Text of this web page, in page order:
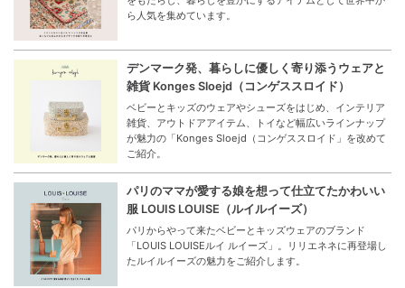
ら人気を集めています。
デンマーク発、暮らしに優しく寄り添うウェアと
雑貨 Konges Sloejd（コンゲススロイド）
ベビーとキッズのウェアやシューズをはじめ、インテリア
雑貨、アウトドアアイテム、トイなど幅広いラインナップ
が魅力の「Konges Sloejd（コンゲススロイド」を改めて
ご紹介。
パリのママが愛する娘を想って仕立てたかわいい
服 LOUIS LOUISE（ルイルイーズ）
パリからやって来たベビーとキッズウェアのブランド
「LOUIS LOUISEルイ ルイーズ」。リリエネネに再登場し
たルイルイーズの魅力をご紹介します。